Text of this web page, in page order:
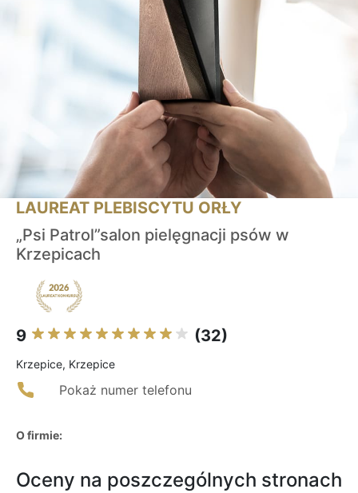
LAUREAT PLEBISCYTU ORŁY
„Psi Patrol”salon pielęgnacji psów w
Krzepicach
9 (32)
Krzepice, Krzepice
Pokaż numer telefonu
O firmie:
Oceny na poszczególnych stronach